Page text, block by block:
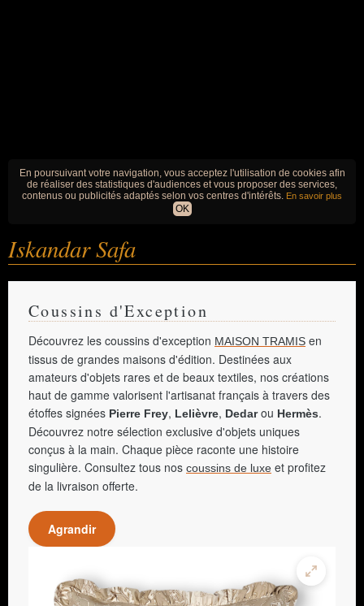
En poursuivant votre navigation, vous acceptez l'utilisation de cookies afin
de réaliser des statistiques d'audiences et vous proposer des services,
contenus ou publicités adaptés selon vos centres d'intérêts. En savoir plus
OK
Iskandar Safa
Coussins d'Exception
Découvrez les coussins d'exception MAISON TRAMIS en
tissus de grandes maisons d'édition. Destinées aux
amateurs d'objets rares et de beaux textiles, nos créations
haut de gamme valorisent l'artisanat français à travers des
étoffes signées Pierre Frey, Lelièvre, Dedarou Hermès.
Découvrez notre sélection exclusive d'objets uniques
conçus à la main. Chaque pièce raconte une histoire
singulière. Consultez tous nos coussins de luxe et profitez
de la livraison offerte.
Agrandir